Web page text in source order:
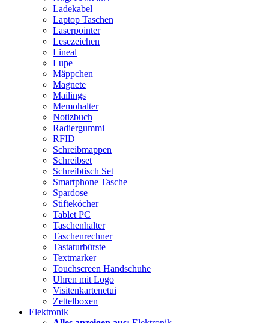
Ladekabel
Laptop Taschen
Laserpointer
Lesezeichen
Lineal
Lupe
Mäppchen
Magnete
Mailings
Memohalter
Notizbuch
Radiergummi
RFID
Schreibmappen
Schreibset
Schreibtisch Set
Smartphone Tasche
Spardose
Stifteköcher
Tablet PC
Taschenhalter
Taschenrechner
Tastaturbürste
Textmarker
Touchscreen Handschuhe
Uhren mit Logo
Visitenkartenetui
Zettelboxen
Elektronik